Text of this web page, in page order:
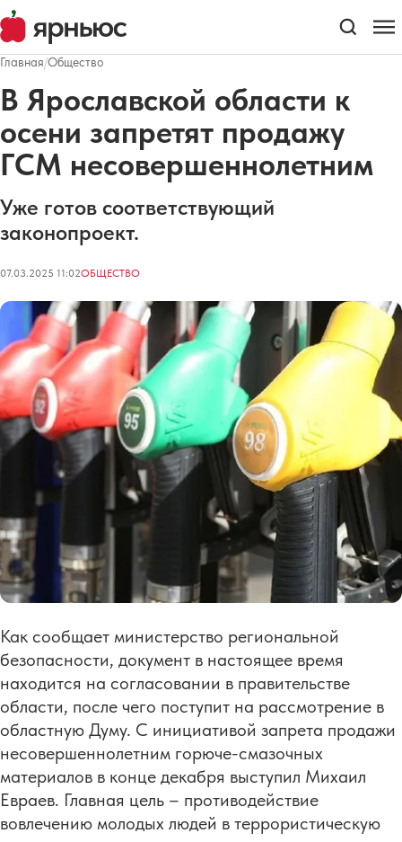
Главная/Общество
В Ярославской области к
осени запретят продажу
ГСМ несовершеннолетним
Уже готов соответствующий
законопроект.
07.03.2025 11:02ОБЩЕСТВО
Как сообщает министерство региональной
безопасности, документ в настоящее время
находится на согласовании в правительстве
области, после чего поступит на рассмотрение в
областную Думу. С инициативой запрета продажи
несовершеннолетним горюче-смазочных
материалов в конце декабря выступил Михаил
Евраев. Главная цель – противодействие
вовлечению молодых людей в террористическую